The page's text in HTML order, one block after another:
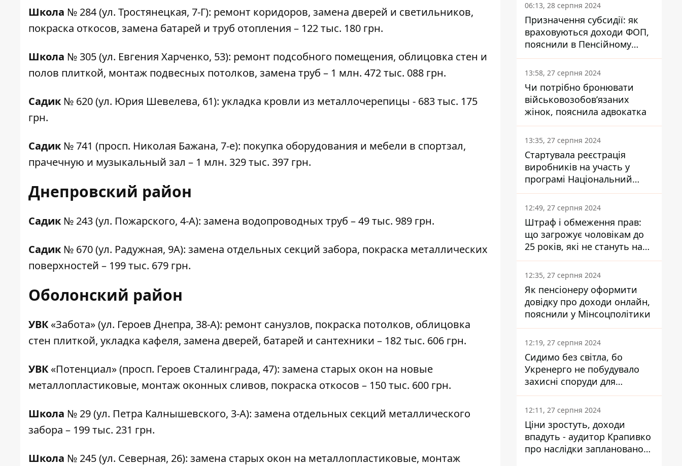
Школа № 284(ул. Тростянецкая, 7-Г): ремонт коридоров, замена дверей и светильников,
покраска откосов, замена батарей и труб отопления – 122 тыс. 180 грн.
Школа № 305(ул. Евгения Харченко, 53): ремонт подсобного помещения, облицовка стен и
полов плиткой, монтаж подвесных потолков, замена труб – 1 млн. 472 тыс. 088 грн.
Садик № 620(ул. Юрия Шевелева, 61): укладка кровли из металлочерепицы - 683 тыс. 175
грн.
Садик № 741 (просп. Николая Бажана, 7-е): покупка оборудования и мебели в спортзал,
прачечную и музыкальный зал – 1 млн. 329 тыс. 397 грн.
Днепровский район
Садик № 243(ул. Пожарского, 4-А): замена водопроводных труб – 49 тыс. 989 грн.
Садик № 670(ул. Радужная, 9А): замена отдельных секций забора, покраска металлических
поверхностей – 199 тыс. 679 грн.
Оболонский район
УВК«Забота»(ул. Героев Днепра, 38-А): ремонт санузлов, покраска потолков, облицовка
стен плиткой, укладка кафеля, замена дверей, батарей и сантехники – 182 тыс. 606 грн.
УВК«Потенциал»(просп. Героев Сталинграда, 47): замена старых окон на новые
металлопластиковые, монтаж оконных сливов, покраска откосов – 150 тыс. 600 грн.
Школа № 29(ул. Петра Калнышевского, 3-А): замена отдельных секций металлического
забора – 199 тыс. 231 грн.
Школа № 245(ул. Северная, 26): замена старых окон на металлопластиковые, монтаж
06:13, 28 серпня 2024
Призначення субсидії: як
враховуються доходи ФОП,
пояснили в Пенсійному
фонді
13:58, 27 серпня 2024
Чи потрібно бронювати
військовозобов’язаних
жінок, пояснила адвокатка
13:35, 27 серпня 2024
Стартувала реєстрація
виробників на участь у
програмі Національний
кешбек: як це зробити
через портал Дія
12:49, 27 серпня 2024
Штраф і обмеження прав:
що загрожує чоловікам до
25 років, які не стануть на
військовий облік
12:35, 27 серпня 2024
Як пенсіонеру оформити
довідку про доходи онлайн,
пояснили у Мінсоцполітики
12:19, 27 серпня 2024
Сидимо без світла, бо
Укренерго не побудувало
захисні споруди для
енергетики - нардеп
Кучеренко
12:11, 27 серпня 2024
Ціни зростуть, доходи
впадуть - аудитор Крапивко
про наслідки запланованого